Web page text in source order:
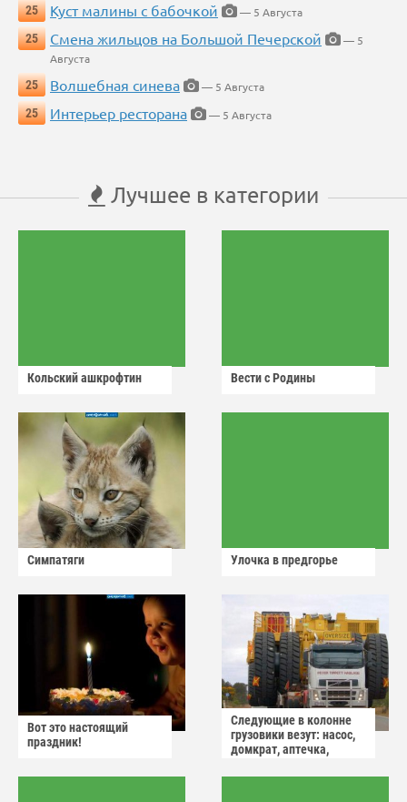
25
Куст малины с бабочкой
— 5 Августа
25
Смена жильцов на Большой Печерской
— 5
Августа
25
Волшебная синева
— 5 Августа
25
Интерьер ресторана — 5 Августа
Лучшее в категории
Кольский ашкрофтин Вести с Родины
Симпатяги Улочка в предгорье
Вот это настоящий
праздник!
Следующие в колонне
грузовики везут: насос,
домкрат, аптечка,